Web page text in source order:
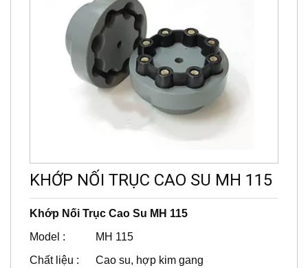
KHỚP NỐI TRỤC CAO SU MH 115
Khớp Nối Trục Cao Su MH 115
Model : MH 115
Chất liệu : Cao su, hợp kim gang